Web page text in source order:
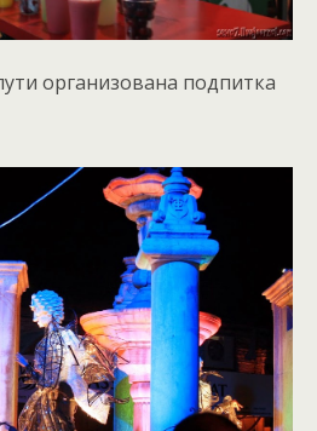
организована подпитка